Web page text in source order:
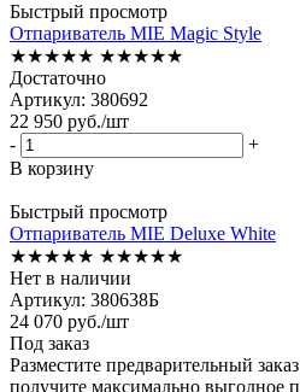
Быстрый просмотр
Отпариватель MIE Magic Style
★★★★★ ★★★★★
Достаточно
Артикул: 380692
22 950 руб./шт
-
+
В корзину
Быстрый просмотр
Отпариватель MIE Deluxe White
★★★★★ ★★★★★
Нет в наличии
Артикул: 380638Б
24 070 руб./шт
Под заказ
Разместите предварительный
получите максимально выгодное